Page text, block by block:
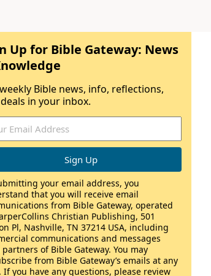
Up for Bible Gateway: News
Bible news, info, reflections,
in your inbox.
your email address, you
that you will receive email
from Bible Gateway, operated
Christian Publishing, 501
Pl, Nashville, TN 37214 USA, including
communications and messages
of Bible Gateway. You may
from Bible Gateway’s emails at any
If you have any questions, please review